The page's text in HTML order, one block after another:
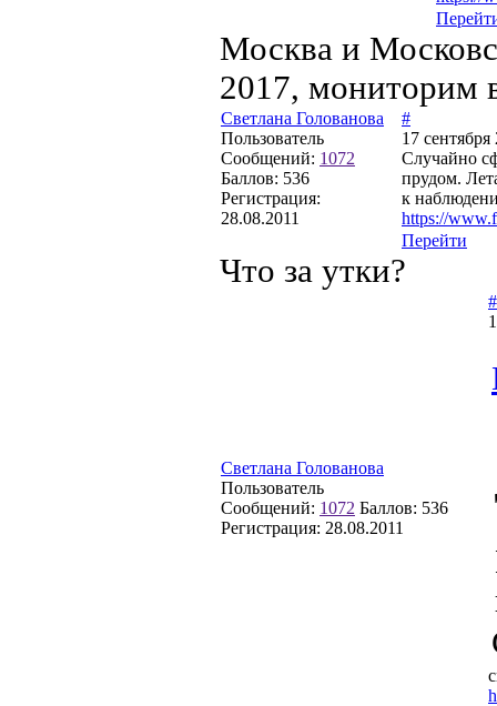
Москва и
2017, мониторим
Светлана Голованова
Пользователь
Сообщений: 1072
Баллов: 536
Регистрация:
28.08.2011
#
17
Случайно
прудом.
к
https://
Перейти
Что за утки?
Светлана Голованова
Пользователь
Сообщений: 1072 Баллов: 536
Регистрация: 28.08.2011
#